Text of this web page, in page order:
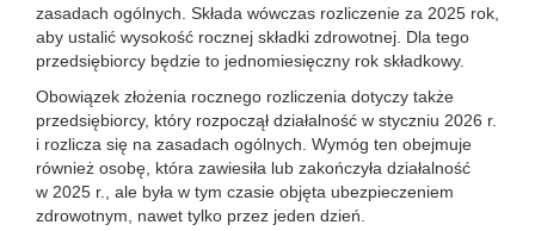
zasadach ogólnych. Składa wówczas rozliczenie za 2025 rok,
aby ustalić wysokość rocznej składki zdrowotnej. Dla tego
przedsiębiorcy będzie to jednomiesięczny rok składkowy.
Obowiązek złożenia rocznego rozliczenia dotyczy także
przedsiębiorcy, który rozpoczął działalność w styczniu 2026 r.
i rozlicza się na zasadach ogólnych. Wymóg ten obejmuje
również osobę, która zawiesiła lub zakończyła działalność
w 2025 r., ale była w tym czasie objęta ubezpieczeniem
zdrowotnym, nawet tylko przez jeden dzień.